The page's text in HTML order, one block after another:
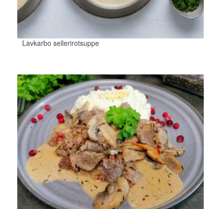
Lavkarbo sellerirotsuppe